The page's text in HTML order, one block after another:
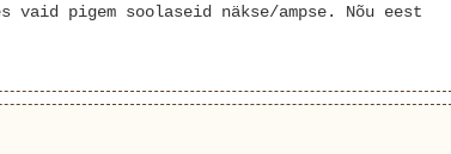
vaid pigem soolaseid näkse/ampse. Nõu eest